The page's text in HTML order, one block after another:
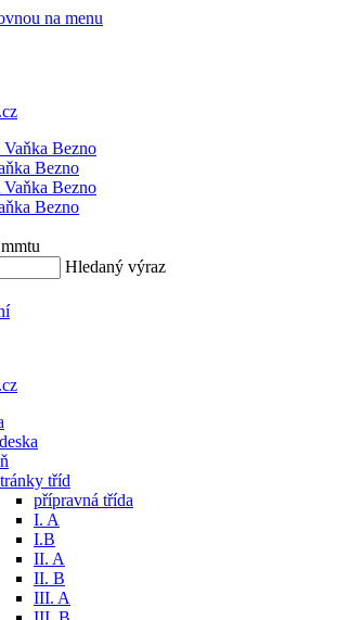
na menu
Bezno
Bezno
Hledaný výraz
tříd
přípravná třída
I. A
I.B
II. A
II. B
III. A